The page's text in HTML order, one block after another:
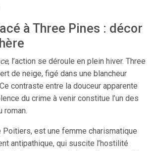
à Three Pines : décor
, l’action se déroule en plein hiver. Three
de neige, figé dans une blancheur
contraste entre la douceur apparente
du crime à venir constitue l’un des
roman.
Poitiers, est une femme charismatique
antipathique, qui suscite l’hostilité